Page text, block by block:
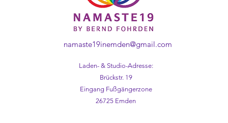
namaste19inemden@gmail.com
Laden- & Studio-Adresse:
Brückstr. 19
Eingang Fußgängerzone
26725 Emden